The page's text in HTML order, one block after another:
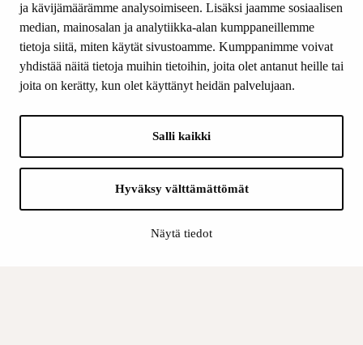
ja kävijämäärämme analysoimiseen. Lisäksi jaamme sosiaalisen
median, mainosalan ja analytiikka-alan kumppaneillemme
tietoja siitä, miten käytät sivustoamme. Kumppanimme voivat
yhdistää näitä tietoja muihin tietoihin, joita olet antanut heille tai
joita on kerätty, kun olet käyttänyt heidän palvelujaan.
Salli kaikki
Hyväksy välttämättömät
Näytä tiedot
SEURAA MEITÄ
Facebook
Instagram
LinkedIn
Suomen Kulttuurirahasto: